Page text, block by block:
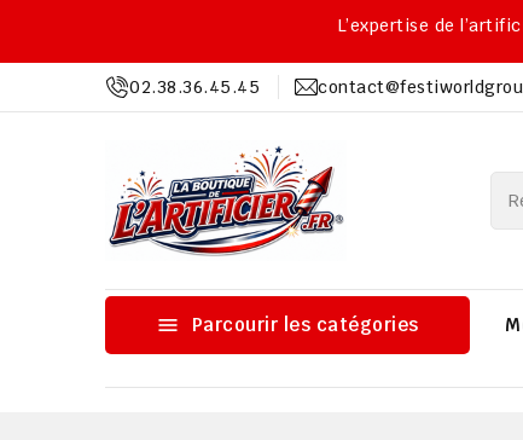
L’expertise de
02.38.36.45.45
 Parcourir les catégories